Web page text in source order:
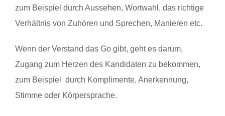
zum Beispiel durch Aussehen, Wortwahl, das richtige
Verhältnis von Zuhören und Sprechen, Manieren etc.
Wenn der Verstand das Go gibt, geht es darum,
Zugang zum Herzen des Kandidaten zu bekommen,
zum Beispiel durch Komplimente, Anerkennung,
Stimme oder Körpersprache.